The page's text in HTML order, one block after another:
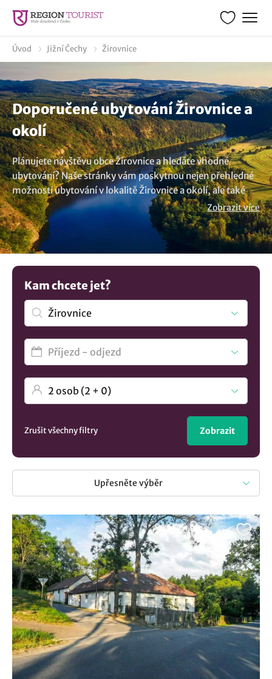
Úvod Jižní Čechy Žirovnice
Doporučené ubytování Žirovnice a
okolí
Plánujete návštěvu obce Žirovnice a hledáte vhodné
ubytování? Naše stránky vám poskytnou nejen přehledné
možnosti ubytování v lokalitě Žirovnice a okolí, ale také
vám ukážeme co zde podniknout. Naše nabídka zahrnuje
výběr ubytování ideální pro rodinnou dovolenou i
krátkodobé pobyty. Najdete zde vše od roubených chalup,
stylových apartmánů až po penziony a luxusní hotely,
připravené vám poskytnout ten nejlepší odpočinek. U nás
můžete využít last minute nabídky se zajímavou slevou,
ale také si můžete zvolit stravování, zda hledáte pobyt se
snídaní, s polopenzí nebo bez stravy. Vyberte si ze
seznamu ubytování v obci Žirovnice a těšte se na příjemně
strávené chvíle v regionu Jižní Čechy. A pokud stále nevíte,
podívejte se na naše tipy:Ubytování U Lva
Zobrazit více
Kam chcete jet?
Zrušit všechny filtry Zobrazit
Upřesněte výběr